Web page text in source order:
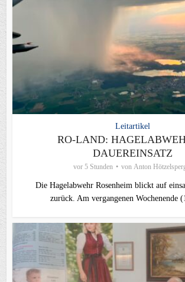
Leitartikel
RO-LAND:
DAUEREINSATZ
vor 5 Stunden von Anton
Die Hagelabwehr Rosenheim blickt auf
zurück. Am vergangenen Wochenende